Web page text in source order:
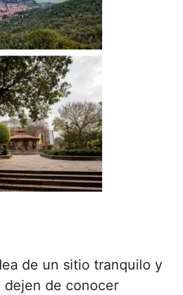
de un sitio tranquilo y
dejen de conocer